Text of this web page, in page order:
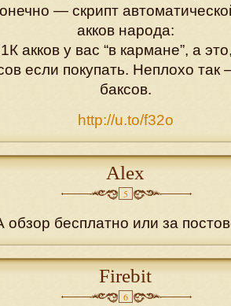
— скрипт
акков народа:
акков у вас “в кармане”, а
если покупать. Неплохо так
баксов.
http://u.to/f32o
Alex
5
обзор бесплатно или за
Firebit
6